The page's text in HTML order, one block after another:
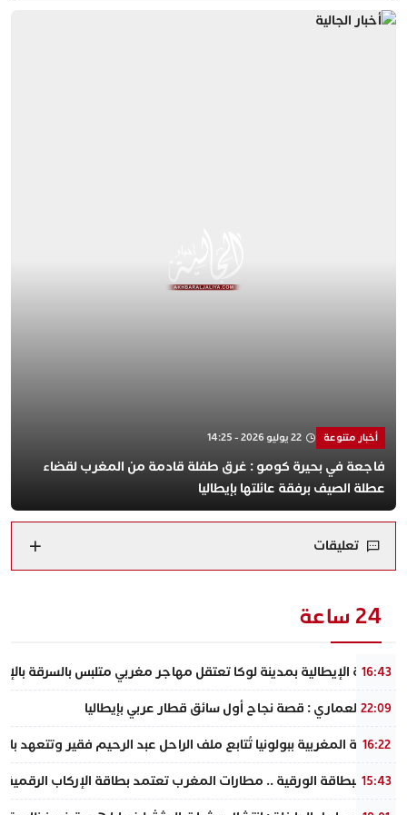
أخبار متنوعة 22 يوليو 2026 - 14:25
فاجعة في بحيرة كومو : غرق طفلة قادمة من المغرب لقضاء
عطلة الصيف برفقة عائلتها بإيطاليا
تعليقات
24 ساعة
16:43
الشرطة الإيطالية بمدينة لوكا تعتقل مهاجر مغربي متلبس بالسرقة بالإكراه
22:09
ياسين العماري : قصة نجاح أول سائق قطار عربي بإيطاليا
16:22
القنصلية المغربية ببولونيا تُتابع ملف الراحل عبد الرحيم فقير وتتعهد
15:43
وداعًا للبطاقة الورقية .. مطارات المغرب تعتمد بطاقة الإركاب الرقمية